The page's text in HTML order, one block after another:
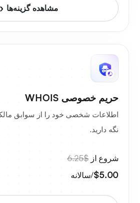
مشاهده گزینه‌ها
حریم خصوصی WHOIS
اطلاعات شخصی خود را از سوابق
نگه دارید.
شروع از $6.25
$5.00/سالانه